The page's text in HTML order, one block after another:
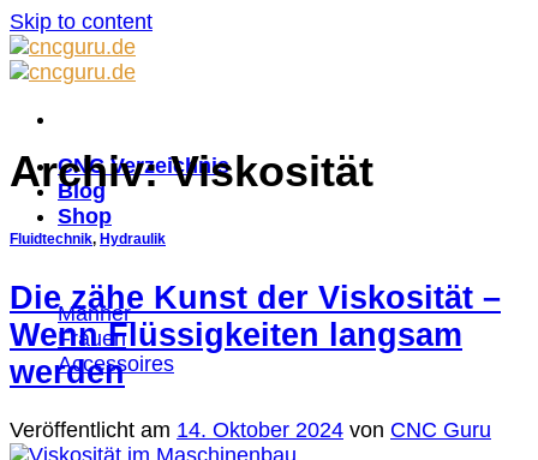
Skip to content
CNC Verzeichnis
Blog
Shop
Männer
Frauen
Accessoires
Archiv:Viskosität
Fluidtechnik, Hydraulik
Die zähe Kunst der Viskosität –
Wenn Flüssigkeiten langsam
werden
Veröffentlicht am 14. Oktober 2024 von CNC Guru